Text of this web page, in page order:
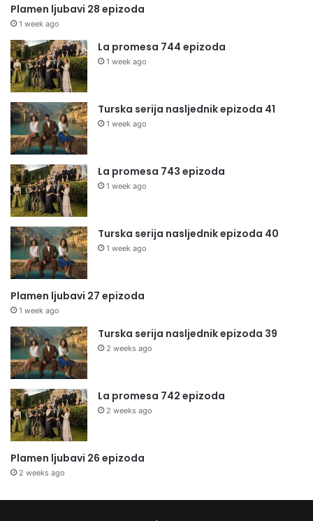
Plamen ljubavi 28 epizoda
1 week ago
La promesa 744 epizoda
1 week ago
Turska serija nasljednik epizoda 41
1 week ago
La promesa 743 epizoda
1 week ago
Turska serija nasljednik epizoda 40
1 week ago
Plamen ljubavi 27 epizoda
1 week ago
Turska serija nasljednik epizoda 39
2 weeks ago
La promesa 742 epizoda
2 weeks ago
Plamen ljubavi 26 epizoda
2 weeks ago